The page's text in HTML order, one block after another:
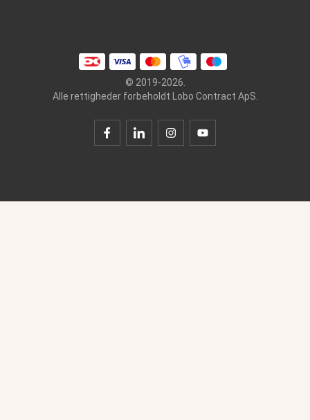
© 2019-2026.
Alle rettigheder forbeholdt Lobo Contract ApS.